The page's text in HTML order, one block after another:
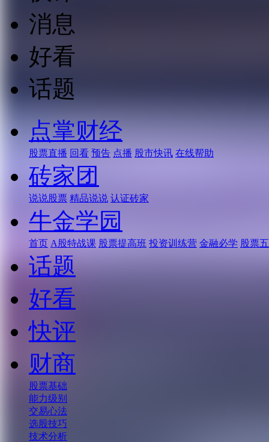
消息
好看
话题
点掌财经
股票直播 回看 预告 点播 股市快讯 在线帮助
砖家团
说说股票 精品说说 认证砖家
牛金学园
首页 A股特战课 股票提高班 投资训练营 金融必学 股票
话题
好看
快评
财商
股票基础
能力级别
交易心法
选股技巧
技术分析